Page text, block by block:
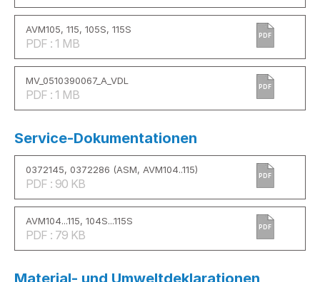
AVM105, 115, 105S, 115S
PDF : 1 MB
PDF
MV_0510390067_A_VDL
PDF : 1 MB
PDF
Service-Dokumentationen
0372145, 0372286 (ASM, AVM104..115)
PDF : 90 KB
PDF
AVM104...115, 104S...115S
PDF : 79 KB
PDF
Material- und Umweltdeklarationen